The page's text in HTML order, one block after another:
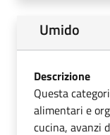
Umido
Descrizione
Questa
alimentari e
cucina, avanzi